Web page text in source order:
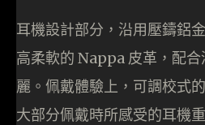
耳機設計部分，沿用壓鑄鋁
高柔軟的 Nappa 皮革，配
麗。佩戴體驗上，可調校式
大部分佩戴時所感受的耳機